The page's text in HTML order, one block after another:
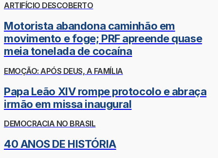
ARTIFÍCIO DESCOBERTO
Motorista abandona caminhão em
movimento e foge; PRF apreende quase
meia tonelada de cocaína
EMOÇÃO: APÓS DEUS, A FAMÍLIA
Papa Leão XIV rompe protocolo e abraça
irmão em missa inaugural
DEMOCRACIA NO BRASIL
40 ANOS DE HISTÓRIA